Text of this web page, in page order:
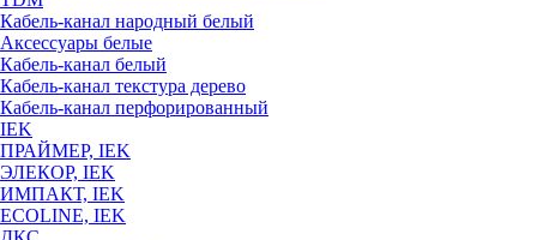
Кабель-канал народный белый
Аксессуары белые
Кабель-канал белый
Кабель-канал текстура дерево
Кабель-канал перфорированный
IEK
ПРАЙМЕР, IEK
ЭЛЕКОР, IEK
ИМПАКТ, IEK
ECOLINE, IEK